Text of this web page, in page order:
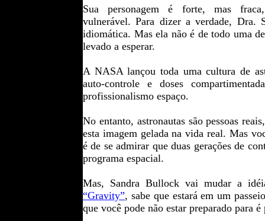
Sua personagem é forte, mas
vulnerável. Para dizer a verdade, Dra.
idiomática. Mas ela não é de todo uma
levado a esperar.
A NASA lançou toda uma cultura de
auto-controle e doses
profissionalismo espaço.
No entanto, astronautas são pessoas
esta imagem gelada na vida real. Mas
é de se admirar que duas gerações de
programa espacial.
Mas, Sandra Bullock vai mudar a
“Gravity”, sabe que estará em um
que você pode não estar preparado para